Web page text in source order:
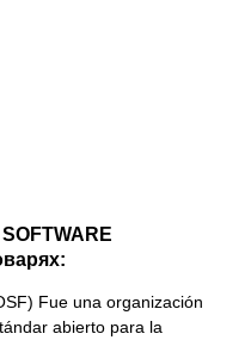
Fue una organización
abierto para la